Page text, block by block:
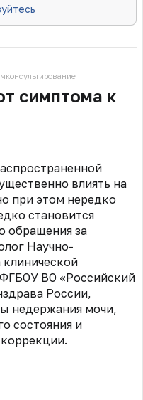
симптома к
влиять на
при этом нередко
становится
обращения за
Научно-
клинической
ВО «Российский
России,
недержания мочи,
состояния и